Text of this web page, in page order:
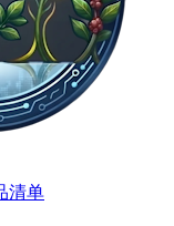
清单